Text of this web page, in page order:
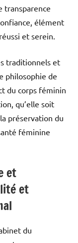
transparence
élément
et serein.
traditionnels et
philosophie de
du corps féminin
qu’elle soit
préservation du
féminine
et
et
du